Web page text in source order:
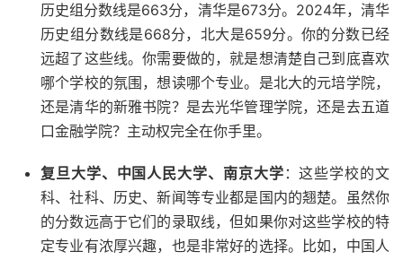
历史组分数线是663分，清华是673分。2024年，清华
历史组分数线是668分，北大是659分。你的分数已经
远超了这些线。你需要做的，就是想清楚自己到底喜欢
哪个学校的氛围，想读哪个专业。是北大的元培学院，
还是清华的新雅书院？是去光华管理学院，还是去五道
口金融学院？主动权完全在你手里。
复旦大学、中国人民大学、南京大学 ：这些学校的文
科、社科、历史、新闻等专业都是国内的翘楚。虽然你
的分数远高于它们的录取线，但如果你对这些学校的特
定专业有浓厚兴趣，也是非常好的选择。比如，中国人